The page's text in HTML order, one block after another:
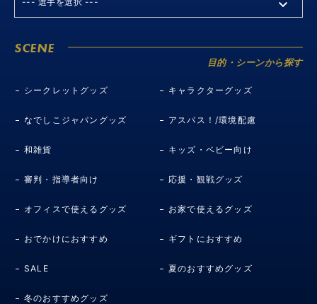
SCENE
目的・シーンから探す
シークレットグッズ キャラクターグッズ
なでしこジャパングッズ アスパス！/環境配慮
和雑貨 キッズ・ベビー向け
審判・指導者向け 応援・観戦グッズ
オフィスで使えるグッズ お家で使えるグッズ
おでかけにおすすめ ギフトにおすすめ
SALE 夏のおすすめグッズ
冬のおすすめグッズ